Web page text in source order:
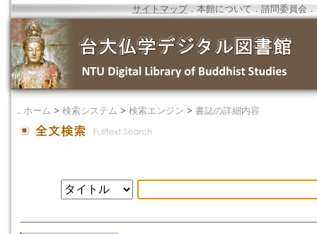
サイトマップ．本館について ． 諮問委員会 ．
． ホーム > 検索システム > 検索エンジン > 書誌の詳細内容